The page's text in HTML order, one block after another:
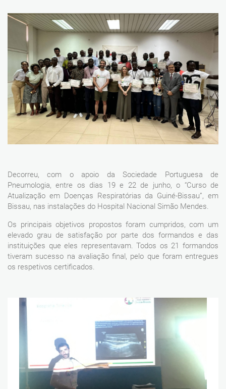
Decorreu, com o apoio da Sociedade Portuguesa de
Pneumologia, entre os dias 19 e 22 de junho, o “Curso de
Atualização em Doenças Respiratórias da Guiné-Bissau”, em
Bissau, nas instalações do Hospital Nacional Simão Mendes.
Os principais objetivos propostos foram cumpridos, com um
elevado grau de satisfação por parte dos formandos e das
instituições que eles representavam. Todos os 21 formandos
tiveram sucesso na avaliação final, pelo que foram entregues
os respetivos certificados.